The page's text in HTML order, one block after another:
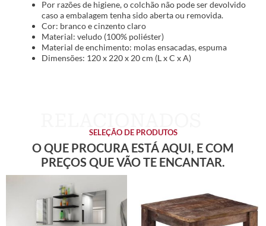
Por razões de higiene, o colchão não pode ser devolvido
caso a embalagem tenha sido aberta ou removida.
Cor: branco e cinzento claro
Material: veludo (100% poliéster)
Material de enchimento: molas ensacadas, espuma
Dimensões: 120 x 220 x 20 cm (L x C x A)
SELEÇÃO DE PRODUTOS
O QUE PROCURA ESTÁ AQUI, E COM
PREÇOS QUE VÃO TE ENCANTAR.